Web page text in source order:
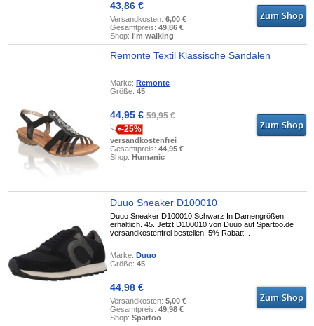
43,86 €
Versandkosten:6,00 €
Gesamtpreis:49,86 €
Shop:I'm walking
Remonte Textil Klassische Sandalen
Marke:Remonte
Größe:45
44,95 €59,95 €
-25%
versandkostenfrei
Gesamtpreis:44,95 €
Shop:Humanic
Duuo Sneaker D100010
Duuo Sneaker D100010 Schwarz In Damengrößen
erhältlich. 45. Jetzt D100010 von Duuo auf Spartoo.de
versandkostenfrei bestellen! 5% Rabatt...
Marke:Duuo
Größe:45
44,98 €
Versandkosten:5,00 €
Gesamtpreis:49,98 €
Shop:Spartoo